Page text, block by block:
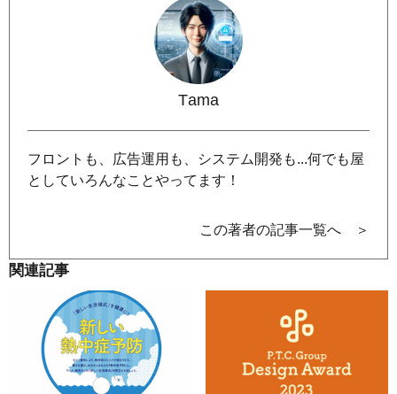
Tama
フロントも、広告運用も、システム開発も...何でも屋
としていろんなことやってます！
この著者の記事一覧へ ＞
関連記事